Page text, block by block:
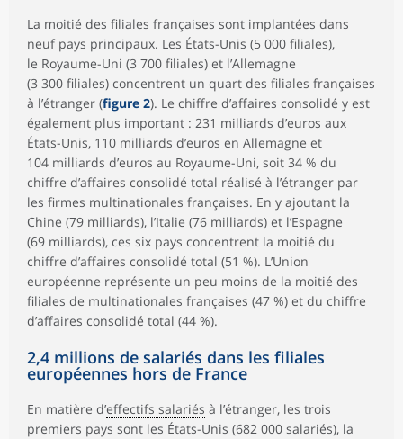
La moitié des filiales françaises sont implantées dans
neuf pays principaux. Les États-Unis (5 000 filiales),
le Royaume-Uni (3 700 filiales) et l’Allemagne
(3 300 filiales) concentrent un quart des filiales françaises
à l’étranger (figure 2). Le chiffre d’affaires consolidé y est
également plus important : 231 milliards d’euros aux
États-Unis, 110 milliards d’euros en Allemagne et
104 milliards d’euros au Royaume-Uni, soit 34 % du
chiffre d’affaires consolidé total réalisé à l’étranger par
les firmes multinationales françaises. En y ajoutant la
Chine (79 milliards), l’Italie (76 milliards) et l’Espagne
(69 milliards), ces six pays concentrent la moitié du
chiffre d’affaires consolidé total (51 %). L’Union
européenne représente un peu moins de la moitié des
filiales de multinationales françaises (47 %) et du chiffre
d’affaires consolidé total (44 %).
2,4 millions de salariés dans les filiales
européennes hors de France
En matière d’effectifs salariés à l’étranger, les trois
premiers pays sont les États-Unis (682 000 salariés), la